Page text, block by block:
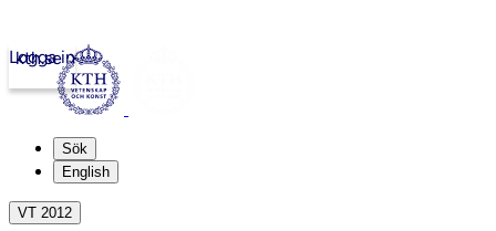
kth.se
Logga in
Sök
English
VT 2012